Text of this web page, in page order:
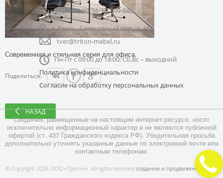
Современная и стильная серия для офиса.
Поделиться:
НАЗАД
+7 (4822) 39-54-70; 509-888
г. Тверь, Беляковский пер., д. 46А
tver@triton-mebel.ru
Пн-Пт с 09:00 до 18:00; Сб,Вс – выходной
Политика конфиденциальности
Согласие на обработку персональных данных
Сведения, размещенные на настоящем интернет-ресурсе, носят
исключительно информационный характер и не являются публичной
офертой (ст. 437 Гражданского кодекса РФ). Убедительная просьба
дополнительно уточнять указанные данные по электронной почте или
контактным телефонам.
© Copyright 2026, ООО «Тритон». All rights reserved создание и продвижение сайта